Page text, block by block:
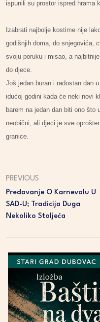
ispunili su prostor ispred hrama
Izabrati najbolje kostime nije
godišnjih doma, do snjegovića,
svoju poruku i misao, a
do djece.
Još jedan buran i radostan dan
idućoj godini kada će neki novi
barem na jedan dan biti ono
neobični, ali djeci je sve
granice.
PREVIOUS
Predavanje O Karnevalu U
SAD-U; Tradicija Duga
Nekoliko Stoljeća